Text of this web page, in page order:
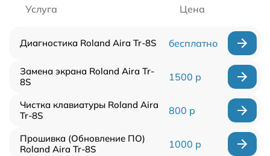
Услуга Цена
Диагностика Roland Aira Tr-8S бесплатно
Замена экрана Roland Aira Tr-
8S
1500 р
Чистка клавиатуры Roland Aira
Tr-8S
800 р
Прошивка (Обновление ПО)
Roland Aira Tr-8S
1000 р